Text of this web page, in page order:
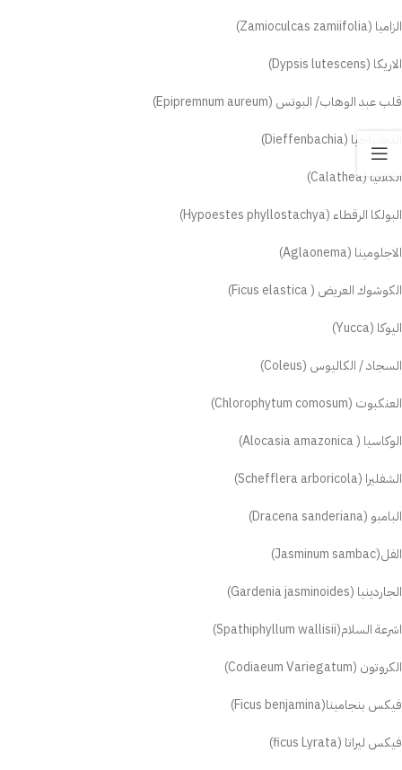
الزاميا (Zamioculcas zamiifolia)
الاريكا (Dypsis lutescens)
قلب عبد الوهاب/ البوتس (Epipremnum aureum)
الديفنباخيا (Dieffenbachia)
الكلاثيا (Calathea)
البولكا الرقطاء (Hypoestes phyllostachya)
الاجلومينا (Aglaonema)
الكوشوك العريض ( Ficus elastica)
اليوكا (Yucca)
السجاد / الكاليوس (Coleus)
العنكبوت (Chlorophytum comosum)
الوكاسيا ( Alocasia amazonica)
الشفليرا (Schefflera arboricola)
البامبو (Dracena sanderiana)
الفل(Jasminum sambac)
الجاردينيا (Gardenia jasminoides)
اشرعة السلام(Spathiphyllum wallisii)
الكروتون (Codiaeum Variegatum)
فيكس بنجامينا(Ficus benjamina)
فيكس ليراتا (ficus Lyrata)